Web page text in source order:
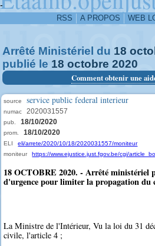
-
RSS A PROPOS WEB
Arrêté Ministériel du 18
publié le 18 octobre 2020
Comment obtenir une
source service public federal interieur
numac 2020031557
pub. 18/10/2020
prom. 18/10/2020
ELI
eli/arrete/2020/10/18/2020031557/moniteur
moniteur
https://www.ejustice.just.fgov.be/cgi/
18 OCTOBRE 2020. - Arrêté ministériel
d'urgence pour limiter la propagation du
La Ministre de l'Intérieur, Vu la loi du 31
civile, l'article 4 ;